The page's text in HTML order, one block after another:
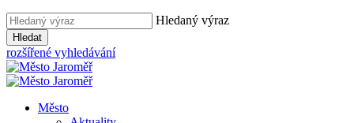
Hledaný výraz
Hledat
rozšířené vyhledávání
Město